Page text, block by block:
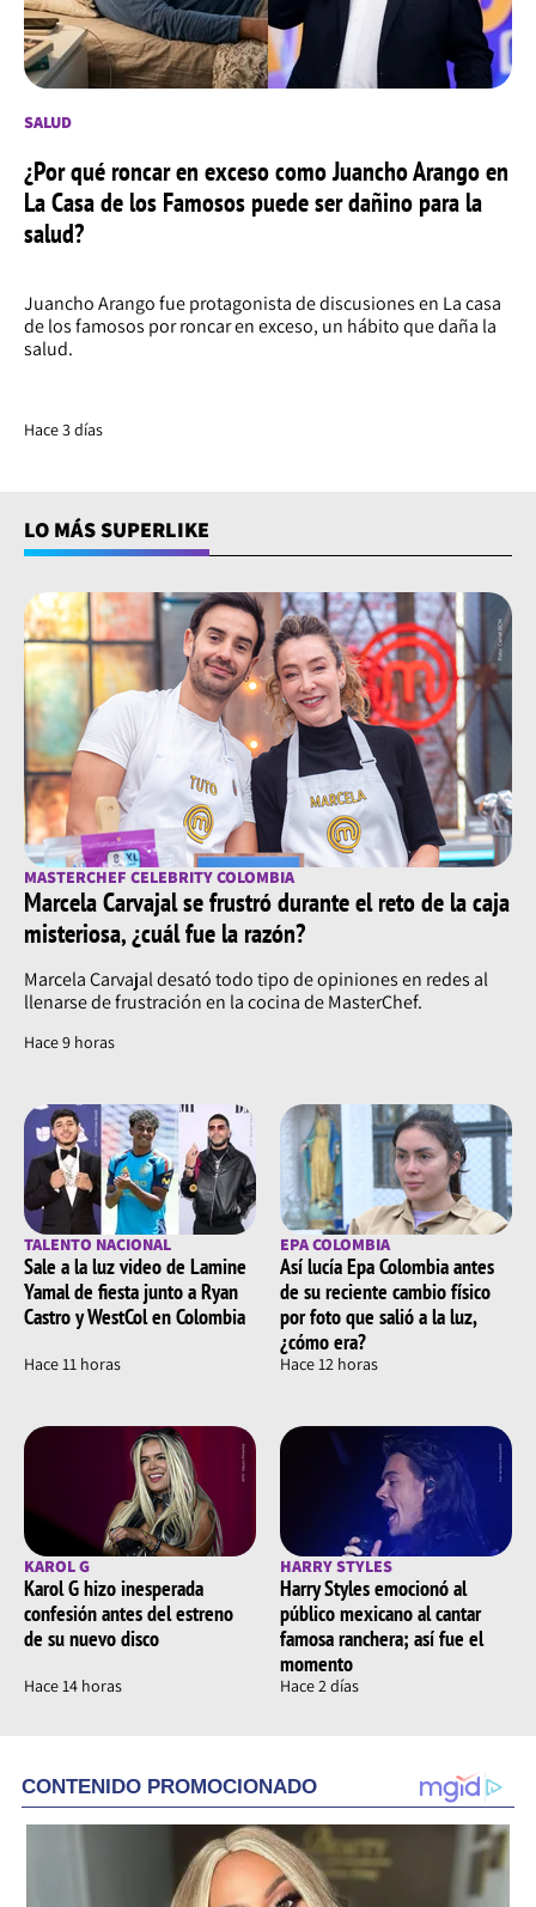
SALUD
¿Por qué roncar en exceso como Juancho Arango en
La Casa de los Famosos puede ser dañino para la
salud?
Juancho Arango fue protagonista de discusiones en La casa
de los famosos por roncar en exceso, un hábito que daña la
salud.
Hace 3 días
LO MÁS SUPERLIKE
MASTERCHEF CELEBRITY COLOMBIA
Marcela Carvajal se frustró durante el reto de la caja
misteriosa, ¿cuál fue la razón?
Marcela Carvajal desató todo tipo de opiniones en redes al
llenarse de frustración en la cocina de MasterChef.
Hace 9 horas
TALENTO NACIONAL
Sale a la luz video de Lamine
Yamal de fiesta junto a Ryan
Castro y WestCol en Colombia
Hace 11 horas
EPA COLOMBIA
Así lucía Epa Colombia antes
de su reciente cambio físico
por foto que salió a la luz,
¿cómo era?
Hace 12 horas
KAROL G
Karol G hizo inesperada
confesión antes del estreno
de su nuevo disco
Hace 14 horas
HARRY STYLES
Harry Styles emocionó al
público mexicano al cantar
famosa ranchera; así fue el
momento
Hace 2 días